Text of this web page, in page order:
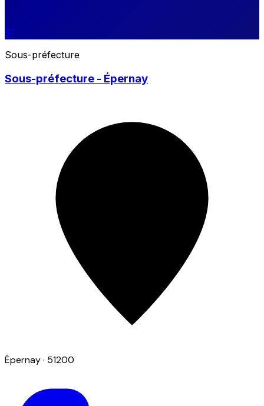
51
Sous-préfecture
Sous-préfecture - Épernay
Épernay· 51200